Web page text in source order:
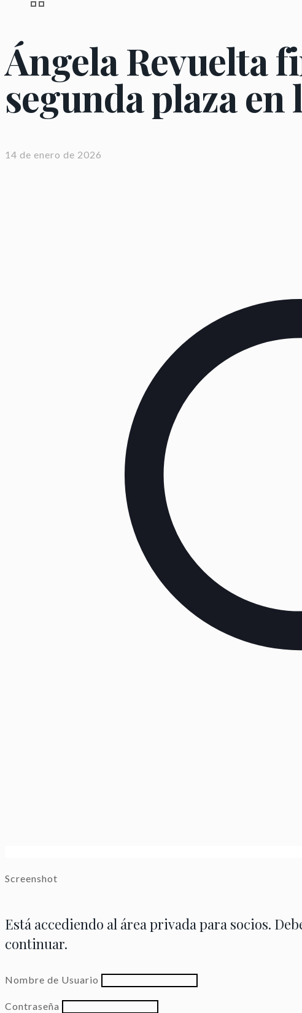
Ángela Revuelta
segunda plaza en
14 de enero de 2026
Screenshot
Está accediendo al área privada para socios.
continuar.
Nombre de Usuario
Contraseña